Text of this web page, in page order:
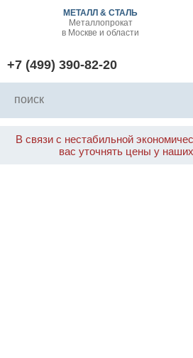
МЕТАЛЛ & СТАЛЬ
Металлопрокат
в Москве и области
+7 (499) 390-82-20
В связи с нестабильной
вас уточнять цены у